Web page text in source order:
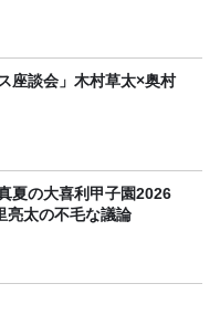
座談会」木村草太×奥村
夏の大喜利甲子園2026
亮太の不毛な議論